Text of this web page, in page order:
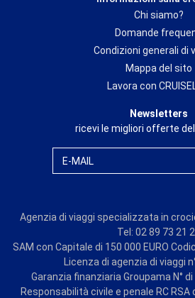
Chi siamo?
Domande
Condizioni generali di
Mappa del sito
Lavora con
Newsletters
ricevi le migliori offerte
E-MAIL
Agenzia di viaggi specializzata in
Tel: 02 89 73 21
SAM con Capitale di 150 000 EURO
Licenza di agenzia di viaggi
Garanzia finanziaria Groupama N°
Responsabilità civile e penale RC RSA